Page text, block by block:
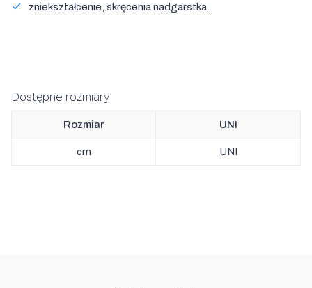
zniekształcenie, skręcenia nadgarstka.
Dostępne rozmiary
Rozmiar UNI
cm UNI